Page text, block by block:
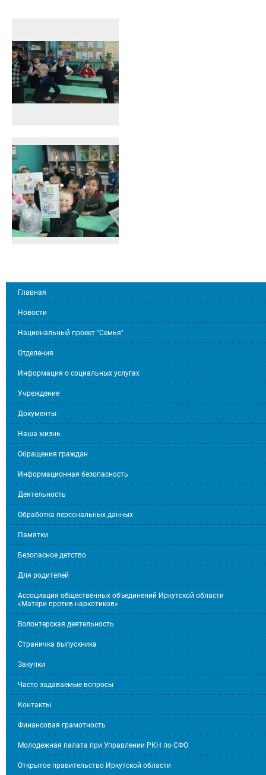
Главная
Новости
Национальный проект "Семья"
Отделения
Информация о социальных услугах
Учреждение
Документы
Наша жизнь
Обращения граждан
Информационная безопасность
Деятельность
Обработка персональных данных
Памятки
Безопасное детство
Для родителей
Ассоциация общественных объединений Иркутской области
«Матери против наркотиков»
Волонтерская деятельность
Страничка выпускника
Закупки
Часто задаваемые вопросы
Контакты
Финансовая грамотность
Молодежная палата при Управлении РКН по СФО
Открытое правительство Иркутской области